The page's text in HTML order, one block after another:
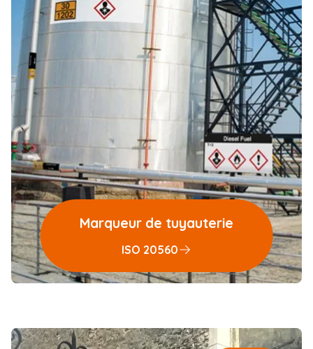
Marqueur de tuyauterie
ISO 20560